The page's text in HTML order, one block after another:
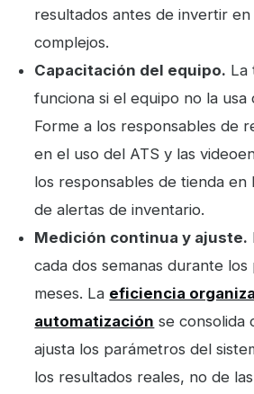
resultados antes de invertir en
complejos.
Capacitación del equipo. La
funciona si el equipo no la
Forme a los responsables de
en el uso del ATS y las
los responsables de tienda
de alertas de inventario.
Medición continua y ajuste.
cada dos semanas durante
meses. La eficiencia
automatización se consolida
ajusta los parámetros del
los resultados reales, no de